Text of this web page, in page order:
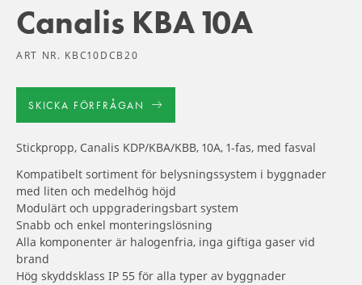
Canalis KBA 10A
ART NR. KBC10DCB20
SKICKA FÖRFRÅGAN
Stickpropp, Canalis KDP/KBA/KBB, 10A, 1-fas, med fasval
Kompatibelt sortiment för belysningssystem i byggnader
med liten och medelhög höjd
Modulärt och uppgraderingsbart system
Snabb och enkel monteringslösning
Alla komponenter är halogenfria, inga giftiga gaser vid
brand
Hög skyddsklass IP 55 för alla typer av byggnader